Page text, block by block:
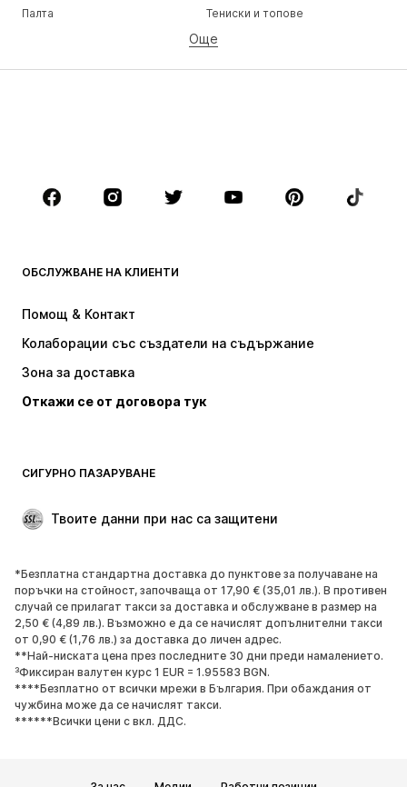
Палта
Тениски и топове
Бельо
Поли
Блузи и туники
Аксесоари
Premium
НОВО
Пуловери и Трикотаж
Бельо
Палта
Поли
Специални Поводи
ОБУВКИ
НОВО
Популярно
Маратонки
Боти
Обувки с висок ток
Ботуши
Сандали
Ниски обувки
Спортни обувки
Още
ОБСЛУЖВАНЕ НА КЛИЕНТИ
Помощ & Контакт
Колаборации със създатели на съдържание
Зона за доставка
Откажи се от договора тук
СИГУРНО ПАЗАРУВАНЕ
Твоите данни при нас са защитени
*Безплатна стандартна доставка до пунктове за получаване на
поръчки на стойност, започваща от 17,90 € (35,01 лв.). В противен
случай се прилагат такси за доставка и обслужване в размер на
2,50 € (4,89 лв.). Възможно е да се начислят допълнителни такси
от 0,90 € (1,76 лв.) за доставка до личен адрес.
**Най-ниската цена през последните 30 дни преди намалението.
³Фиксиран валутен курс 1 EUR = 1.95583 BGN.
****Безплатно от всички мрежи в България. При обаждания от
чужбина може да се начислят такси.
******Всички цени с вкл. ДДС.